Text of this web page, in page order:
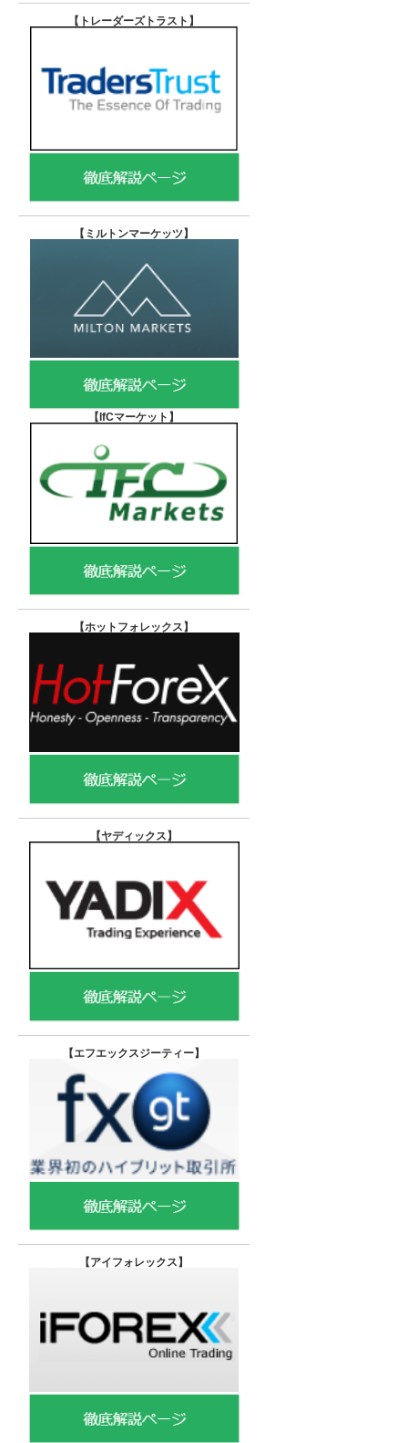
【トレーダーズトラスト 】
【 ミルトンマーケッツ】
【IfCマーケット 】
【ホットフォレックス】
【ヤディックス】
【エフエックスジーティー】
【アイフォレックス】